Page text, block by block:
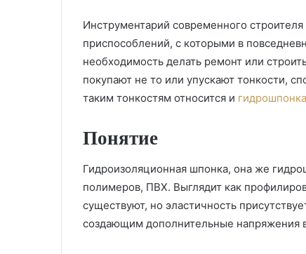
Инструментарий современного
приспособлений, с которыми в
необходимость делать ремонт или
покупают не то или упускают тонкости,
таким тонкостям относится и гидрошпонка
Понятие
Гидроизоляционная шпонка, она же
полимеров, ПВХ. Выглядит как
существуют, но эластичность
создающим дополнительные напряжения